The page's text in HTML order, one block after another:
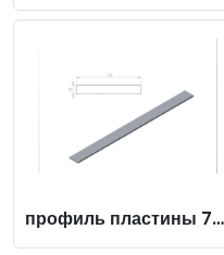
профиль пластины 75